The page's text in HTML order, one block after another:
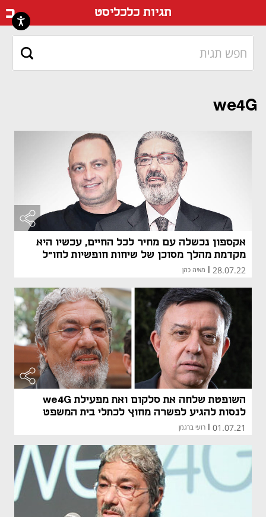
תגיות כלכליסט
we4G
אקספון נכשלה עם מחיר לכל החיים, עכשיו היא
מקדמת מהלך מסוכן של שיחות חופשיות לחו"ל
28.07.22 מאיה כהן
השופטת שלחה את סלקום ואת מפעילת we4G
לנסות להגיע לפשרה מחוץ לכתלי בית המשפט
01.07.21 רועי ברגמן